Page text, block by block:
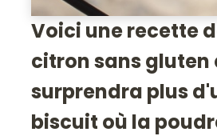
Voici une recette
citron sans gluten
surprendra plus
biscuit où la